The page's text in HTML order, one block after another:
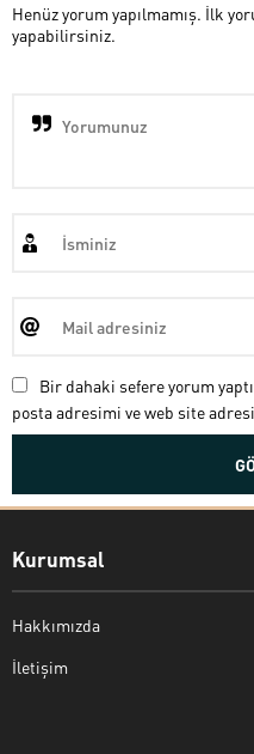
Henüz yorum yapılmamış. İlk
yapabilirsiniz.
Bir dahaki sefere yorum
posta adresimi ve web site
Kurumsal
Hakkımızda
İletişim